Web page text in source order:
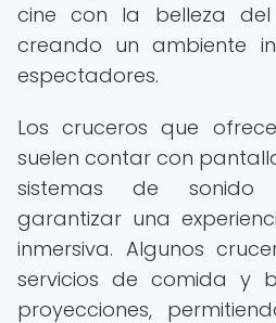
cine con la belleza del
creando un ambiente
espectadores.
Los cruceros que
suelen contar con
sistemas de sonido
garantizar una
inmersiva. Algunos
servicios de comida y
proyecciones,